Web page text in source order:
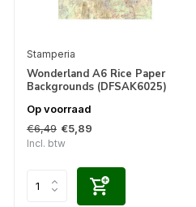
Stamperia
Wonderland A6 Rice Paper
Backgrounds (DFSAK6025)
Op voorraad
€6,49 €5,89
Incl. btw